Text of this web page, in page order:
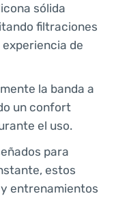
sólida
filtraciones
de
la banda a
un confort
el uso.
para
estos
entrenamientos